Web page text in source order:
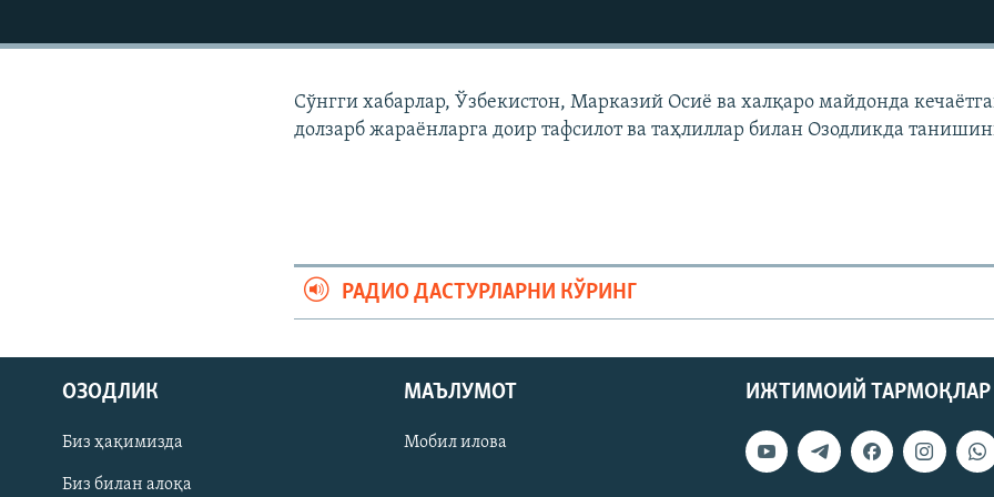
На русском
ИЖТИМОИЙ ТАРМОҚЛАР
Сўнгги хабарлар, Ўзбекистон, Марказий Осиë ва халқаро майдонда
долзарб жараëнларга доир тафсилот ва таҳлиллар билан Озодликда
РАДИО ДАСТУРЛАРНИ КЎРИНГ
ИЖТИМОИЙ ТАРМОҚЛАР
ОЗОДЛИК
Биз ҳақимизда
Биз билан алоқа
МАЪЛУМОТ
Мобил илова